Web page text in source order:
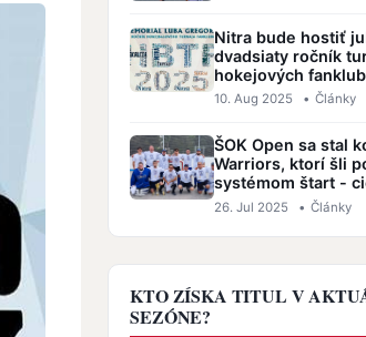
Nitra bude hostiť
dvadsiaty ročník
hokejových
10. Aug 2025 • Články
ŠOK Open sa stal
Warriors, ktorí šli
systémom štart -
26. Jul 2025 • Články
KTO ZÍSKA TITUL V
SEZÓNE?